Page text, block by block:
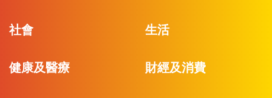
社會 生活
健康及醫療 財經及消費